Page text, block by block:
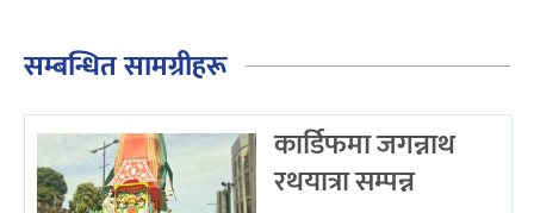
सम्बन्धित सामग्रीहरू
कार्डिफमा जगन्नाथ
रथयात्रा सम्पन्न